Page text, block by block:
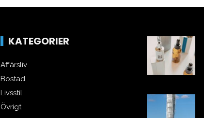
KATEGORIER
Affärsliv
Bostad
Livsstil
Övrigt